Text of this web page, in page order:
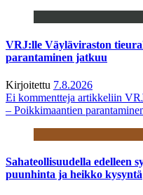
VRJ:lle Väyläviraston
parantaminen jatkuu
Kirjoitettu 7.8.2026
Ei kommentteja artikkeliin
– Poikkimaantien
Sahateollisuudella edelleen
puunhinta ja heikko kysyntä